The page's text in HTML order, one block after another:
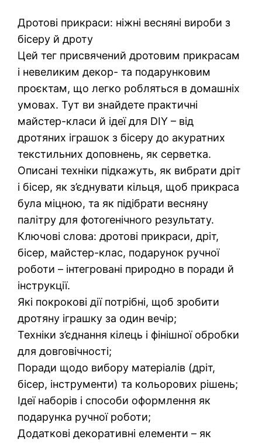
Дротові прикраси: ніжні весняні вироби з
бісеру й дроту
Цей тег присвячений дротовим прикрасам
і невеликим декор- та подарунковим
проєктам, що легко робляться в домашніх
умовах. Тут ви знайдете практичні
майстер-класи й ідеї для DIY – від
дротяних іграшок з бісеру до акуратних
текстильних доповнень, як серветка.
Описані техніки підкажуть, як вибрати дріт
і бісер, як з’єднувати кільця, щоб прикраса
була міцною, та як підібрати весняну
палітру для фотогенічного результату.
Ключові слова: дротові прикраси, дріт,
бісер, майстер-клас, подарунок ручної
роботи – інтегровані природно в поради й
інструкції.
Які покрокові дії потрібні, щоб зробити
дротяну іграшку за один вечір;
Техніки з’єднання кілець і фінішної обробки
для довговічності;
Поради щодо вибору матеріалів (дріт,
бісер, інструменти) та кольорових рішень;
Ідеї наборів і способи оформлення як
подарунка ручної роботи;
Додаткові декоративні елементи – як